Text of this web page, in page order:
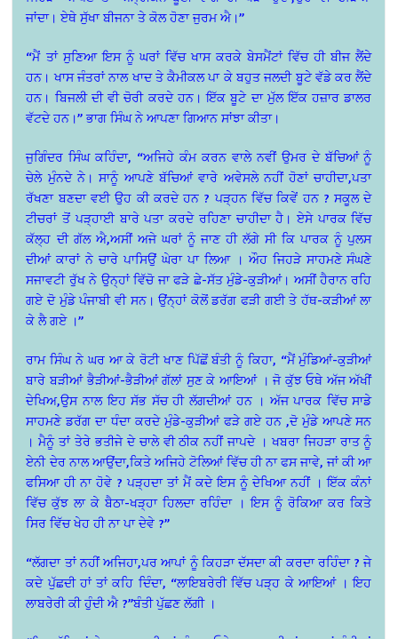
ਜਾਂਦਾ। ਏਥੇ ਸੁੱਖਾ ਬੀਜਨਾ ਤੇ ਕੋਲ ਹੋਣਾ ਜੁਰਮ ਐ।”
“ਮੈਂ ਤਾਂ ਸੁਣਿਆ ਇਸ ਨੂੰ ਘਰਾਂ ਵਿੱਚ ਖਾਸ ਕਰਕੇ ਬੇਸਮੈਂਟਾਂ ਵਿੱਚ ਹੀ ਬੀਜ ਲੈਂਦੇ
ਹਨ। ਖਾਸ ਜੰਤਰਾਂ ਨਾਲ ਖਾਦ ਤੇ ਕੈਮੀਕਲ ਪਾ ਕੇ ਬਹੁਤ ਜਲਦੀ ਬੂਟੇ ਵੱਡੇ ਕਰ ਲੈਂਦੇ
ਹਨ। ਬਿਜਲੀ ਦੀ ਵੀ ਚੋਰੀ ਕਰਦੇ ਹਨ। ਇੱਕ ਬੂਟੇ ਦਾ ਮੁੱਲ ਇੱਕ ਹਜ਼ਾਰ ਡਾਲਰ
ਵੱਟਦੇ ਹਨ।” ਭਾਗ ਸਿੰਘ ਨੇ ਆਪਣਾ ਗਿਆਨ ਸਾਂਝਾ ਕੀਤਾ।
ਜੁਗਿੰਦਰ ਸਿੰਘ ਕਹਿੰਦਾ, “ਅਜਿਹੇ ਕੰਮ ਕਰਨ ਵਾਲੇ ਨਵੀਂ ਉਮਰ ਦੇ ਬੱਚਿਆਂ ਨੂੰ
ਚੇਲੇ ਮੁੰਨਦੇ ਨੇ। ਸਾਨੂੰ ਆਪਣੇ ਬੱਚਿਆਂ ਵਾਰੇ ਅਵੇਸਲੇ ਨਹੀਂ ਹੋਣਾਂ ਚਾਹੀਦਾ,ਪਤਾ
ਰੱਖਣਾ ਬਣਦਾ ਵਈ ਉਹ ਕੀ ਕਰਦੇ ਹਨ ? ਪੜ੍ਹਨ ਵਿੱਚ ਕਿਵੇਂ ਹਨ ? ਸਕੂਲ ਦੇ
ਟੀਚਰਾਂ ਤੋਂ ਪੜ੍ਹਾਈ ਬਾਰੇ ਪਤਾ ਕਰਦੇ ਰਹਿਣਾ ਚਾਹੀਦਾ ਹੈ। ਏਸੇ ਪਾਰਕ ਵਿੱਚ
ਕੱਲ੍ਹ ਦੀ ਗੱਲ ਐ,ਅਸੀਂ ਅਜੇ ਘਰਾਂ ਨੂੰ ਜਾਣ ਹੀ ਲੱਗੇ ਸੀ ਕਿ ਪਾਰਕ ਨੂੰ ਪੁਲਸ
ਦੀਆਂ ਕਾਰਾਂ ਨੇ ਚਾਰੇ ਪਾਸਿਉਂ ਘੇਰਾ ਪਾ ਲਿਆ । ਔਹ ਜਿਹੜੇ ਸਾਹਮਣੇ ਸੰਘਣੇ
ਸਜਾਵਟੀ ਰੁੱਖ ਨੇ ਉਨ੍ਹਾਂ ਵਿੱਚੋ ਜਾ ਫੜੇ ਛੇ-ਸੱਤ ਮੁੰਡੇ-ਕੁੜੀਆਂ। ਅਸੀਂ ਹੈਰਾਨ ਰਹਿ
ਗਏ ਦੋ ਮੁੰਡੇ ਪੰਜਾਬੀ ਵੀ ਸਨ। ਉਂਨ੍ਹਾਂ ਕੋਲੋਂ ਡਰੱਗ ਫੜੀ ਗਈ ਤੇ ਹੱਥ-ਕੜੀਆਂ ਲਾ
ਕੇ ਲੈ ਗਏ ।”
ਰਾਮ ਸਿੰਘ ਨੇ ਘਰ ਆ ਕੇ ਰੋਟੀ ਖਾਣ ਪਿੱਛੋਂ ਬੰਤੀ ਨੂੰ ਕਿਹਾ, “ਮੈਂ ਮੁੰਡਿਆਂ-ਕੁੜੀਆਂ
ਬਾਰੇ ਬੜੀਆਂ ਭੈੜੀਆਂ-ਭੈੜੀਆਂ ਗੱਲਾਂ ਸੁਣ ਕੇ ਆਇਆਂ । ਜੋ ਕੁੱਝ ਓਥੇ ਅੱਜ ਅੱਖੀਂ
ਦੇਖਿਅ,ਉਸ ਨਾਲ ਇਹ ਸੱਭ ਸੱਚ ਹੀ ਲੱਗਦੀਆਂ ਹਨ । ਅੱਜ ਪਾਰਕ ਵਿੱਚ ਸਾਡੇ
ਸਾਹਮਣੇ ਡਰੱਗ ਦਾ ਧੰਦਾ ਕਰਦੇ ਮੁੰਡੇ-ਕੁੜੀਆਂ ਫੜੇ ਗਏ ਹਨ ,ਦੋ ਮੁੰਡੇ ਆਪਣੇ ਸਨ
। ਮੈਨੂੰ ਤਾਂ ਤੇਰੇ ਭਤੀਜੇ ਦੇ ਚਾਲੇ ਵੀ ਠੀਕ ਨਹੀਂ ਜਾਪਦੇ । ਖਬਰਾ ਜਿਹੜਾ ਰਾਤ ਨੂੰ
ਏਨੀ ਦੇਰ ਨਾਲ ਆਉਂਦਾ,ਕਿਤੇ ਅਜਿਹੇ ਟੋਲਿਆਂ ਵਿੱਚ ਹੀ ਨਾ ਫਸ ਜਾਵੇ, ਜਾਂ ਕੀ ਆ
ਫਸਿਆ ਹੀ ਨਾ ਹੋਵੇ ? ਪੜ੍ਹਦਾ ਤਾਂ ਮੈਂ ਕਦੇ ਇਸ ਨੂੰ ਦੇਖਿਆ ਨਹੀਂ । ਇੱਕ ਕੰਨਾਂ
ਵਿੱਚ ਕੁੱਝ ਲਾ ਕੇ ਬੈਠਾ-ਖੜ੍ਹਾ ਹਿਲਦਾ ਰਹਿੰਦਾ । ਇਸ ਨੂੰ ਰੋਕਿਆ ਕਰ ਕਿਤੇ
ਸਿਰ ਵਿੱਚ ਖੇਹ ਹੀ ਨਾ ਪਾ ਦੇਵੇ ?”
“ਲੱਗਦਾ ਤਾਂ ਨਹੀਂ ਅਜਿਹਾ,ਪਰ ਆਪਾਂ ਨੂੰ ਕਿਹੜਾ ਦੱਸਦਾ ਕੀ ਕਰਦਾ ਰਹਿੰਦਾ ? ਜੇ
ਕਦੇ ਪੁੱਛਦੀ ਹਾਂ ਤਾਂ ਕਹਿ ਦਿੰਦਾ, “ਲਾਇਬਰੇਰੀ ਵਿੱਚ ਪੜ੍ਹ ਕੇ ਆਇਆਂ । ਇਹ
ਲਾਬਰੇਰੀ ਕੀ ਹੁੰਦੀ ਐ ?”ਬੰਤੀ ਪੁੱਛਣ ਲੱਗੀ ।